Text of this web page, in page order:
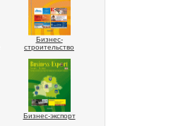
Бизнес-
строительство
Бизнес-экспорт